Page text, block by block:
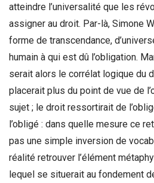
atteindre l’universalité que les
assigner au droit. Par-là, Simone
forme de transcendance,
humain à qui est dû l’obligation.
serait alors le corrélat logique du
placerait plus du point de vue de
sujet ; le droit ressortirait de
l’obligé : dans quelle mesure ce
pas une simple inversion de
réalité retrouver l’élément
lequel se situerait au fondement